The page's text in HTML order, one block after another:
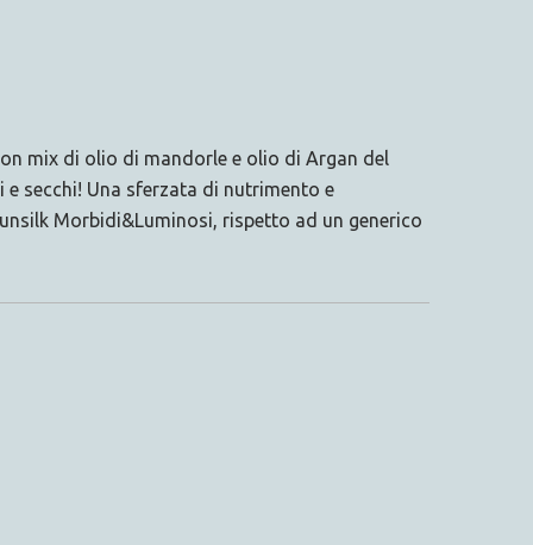
con mix di olio di mandorle e olio di Argan del
secchi! Una sferzata di nutrimento e
Morbidi&Luminosi, rispetto ad un generico